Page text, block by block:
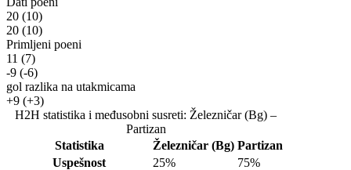
20 (10)
20 (10)
Primljeni poeni
11 (7)
-9 (-6)
gol razlika na utakmicama
+9 (+3)
H2H statistika i međusobni susreti: Železničar (Bg) –
Partizan
Statistika
Železničar (Bg) Partizan
Uspešnost
25%
75%